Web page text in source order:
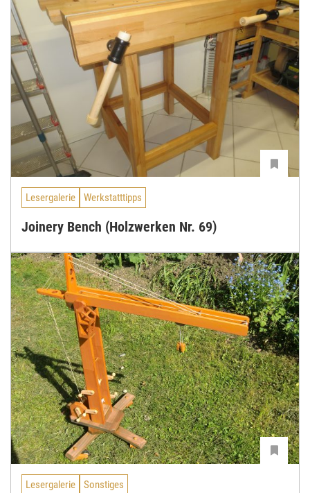
Lesergalerie Werkstatttipps
Joinery Bench (Holzwerken Nr. 69)
Lesergalerie Sonstiges